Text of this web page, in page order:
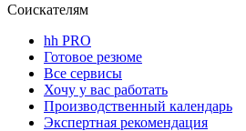
Соискателям
hh PRO
Готовое резюме
Все сервисы
Хочу у вас работать
Производственный календарь
Экспертная рекомендация